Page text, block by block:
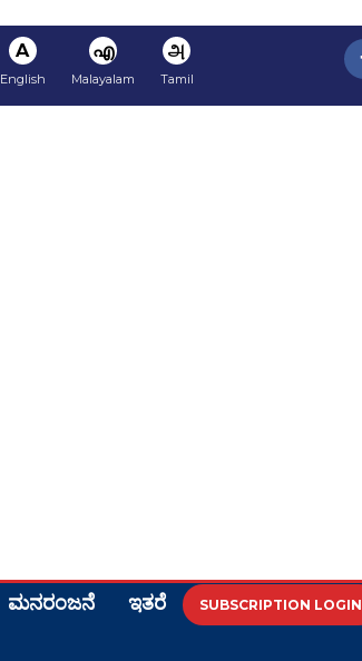
A
English
എ
Malayalam
அ
Tamil
ಮನರಂಜನೆ ಇತರೆ SUBSCRIPTION LOGIN